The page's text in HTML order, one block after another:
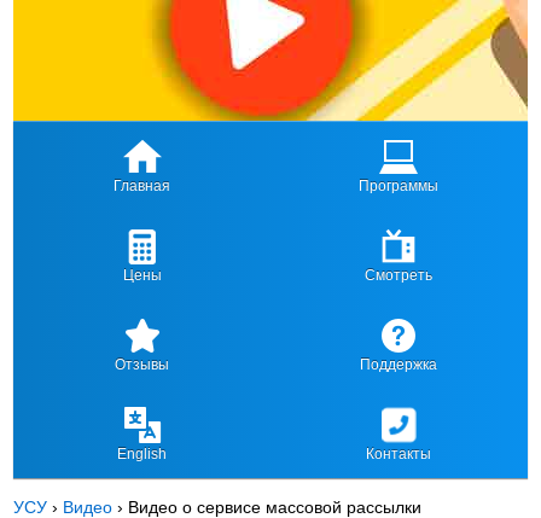
Главная Программы
Цены Смотреть
Отзывы Поддержка
English Контакты
УСУ › Видео › Видео о сервисе массовой рассылки